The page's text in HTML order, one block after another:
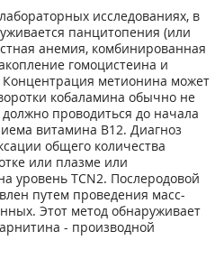
исследованиях, в
панцитопения (или
анемия, комбинированная
гомоцистеина и
метионина может
кобаламина обычно не
проводиться до начала
витамина В12. Диагноз
общего количества
или плазме или
уровень TCN2. Послеродовой
путем проведения масс-
Этот метод обнаруживает
- производной